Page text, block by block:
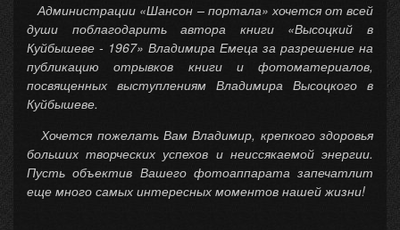
Администрации «Шансон – портала» хочется от всей
души поблагодарить автора книги «Высоцкий в
Куйбышеве - 1967» Владимира Емеца за разрешение на
публикацию отрывков книги и фотоматериалов,
посвященных выступлениям Владимира Высоцкого в
Куйбышеве.
Хочется пожелать Вам Владимир, крепкого здоровья
больших творческих успехов и неиссякаемой энергии.
Пусть объектив Вашего фотоаппарата запечатлит
еще много самых интересных моментов нашей жизни!